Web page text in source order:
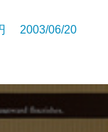
2003/06/20